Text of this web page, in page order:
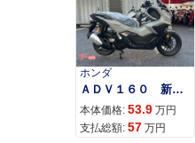
ホンダ
ＡＤＶ１６０ 新車 ２０２６年最新モデル パールスモーキーグレー スマートキー ２９Ｌメットイン ＵＳＢ Ｔｙｐｅ−Ｃ装備
本体価格: 53.9 万円
支払総額: 57 万円